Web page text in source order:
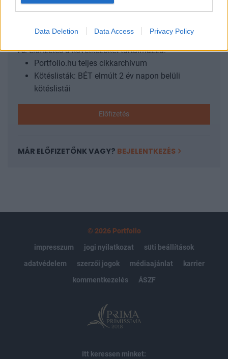
Data Deletion Data Access Privacy Policy
A keresett cikk a portfolio.hu hírarchívumához
regisztrációhoz kötött.
Az előfizetés a következőket tartalmazza:
Portfolio.hu teljes cikkarchívum
Kötéslisták: BÉT elmúlt 2 év napon belüli
kötéslistái
Előfizetés
MÁR ELŐFIZETŐNK VAGY? BEJELENTKEZÉS
© 2026 Portfolio
impresszum
jogi nyilatkozat
süti beállítások
adatvédelem
szerzői jogok médiaajánlat
karrier
kommentkezelés
ÁSZF
Itt keressen minket: